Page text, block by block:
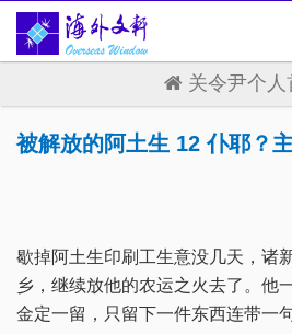
关令尹个人
被解放的阿土生 12 仆耶？
歇掉阿土生印刷工生意没几天，诸
乡，继续放他的农运之火去了。他
金定一留，只留下一件东西连带一